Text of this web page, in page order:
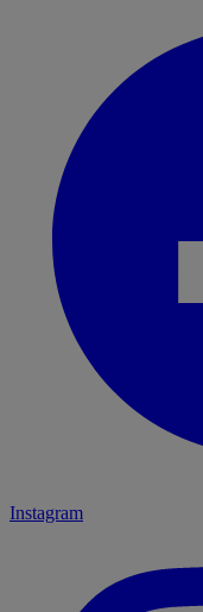
Instagram